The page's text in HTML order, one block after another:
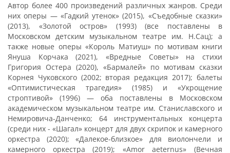
Автор более 400 произведений различных жанров. Среди
них оперы — «Гадкий утенок» (2015), «Съедобные сказки»
(2013), «Золотой остров» (1993) (все поставлены в
Московском детским музыкальном театре им. Н.Сац); а
также новые оперы «Король Матиуш» по мотивам книги
Януша Корчака (2021), «Вредные Советы» на стихи
Григория Остера (2020), «Бармалей» по мотивам сказки
Корнея Чуковского (2002; вторая редакция 2017); балеты
«Оптимистическая трагедия» (1985) и «Укрощение
строптивой» (1996) — оба поставлены в Московском
академическом музыкальном театре им. Станиславского и
Немировича-Данченко; 64 инструментальных концерта
(среди них - «Шагал» концерт для двух скрипок и камерного
оркестра (2020); «Далекое-близкое» для виолончели и
камерного оркестра (2019); «Amor aeternus» (Вечная